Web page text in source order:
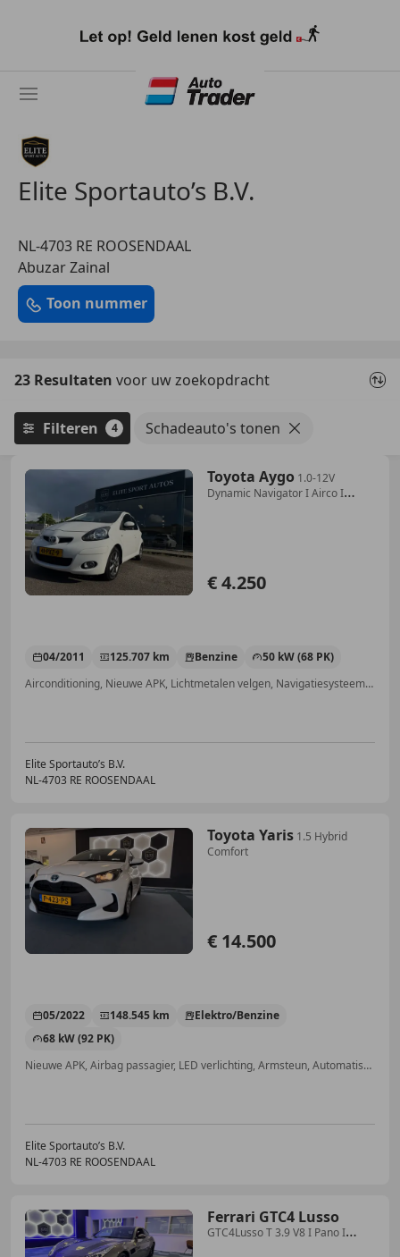
naar
Elite Sportauto’s B.V.
NL-4703 RE ROOSENDAAL
Abuzar Zainal
Toon nummer
23 Resultaten voor uw zoekopdracht
Filteren 4 Schadeauto's tonen
Toyota Aygo 1.0-12V
Dynamic Navigator I Airco I
€ 4.250
04/2011 125.707 km Benzine
50 kW (68 PK)
Airconditioning, Nieuwe APK, Lichtmetalen velgen, Navigatiesysteem, Centrale deurvergrendeling met afstandsbediening, Elektrische ramen, Radio, Bluetooth
Elite Sportauto’s B.V.
NL-4703 RE ROOSENDAAL
Toyota Yaris 1.5 Hybrid
Comfort
€ 14.500
05/2022 148.545 km
Elektro/Benzine
68 kW (92 PK)
Nieuwe APK, Airbag passagier, LED verlichting, Armsteun, Automatische klimaatregeling, Verkeersbordherkenning, Grootlichtassistent, Emergency Brake Assist
Elite Sportauto’s B.V.
NL-4703 RE ROOSENDAAL
Ferrari GTC4 Lusso
GTC4Lusso T 3.9 V8 I Pano I